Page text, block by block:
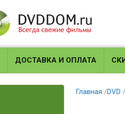
ДОСТАВКА И ОПЛАТА
Главная /DVD /